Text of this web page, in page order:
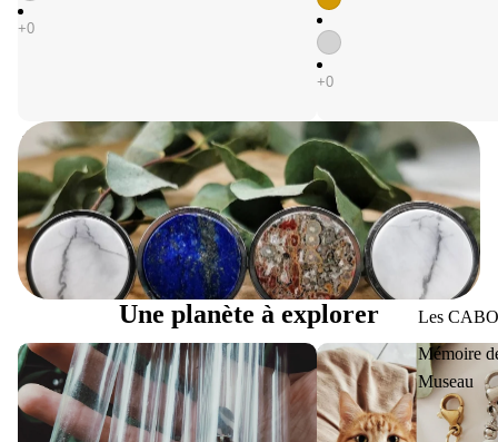
Les CABO
Mémoire
Museau
Bagues
Les bagues 2026Une planète à explorer
Tube prêt à offrir CABO